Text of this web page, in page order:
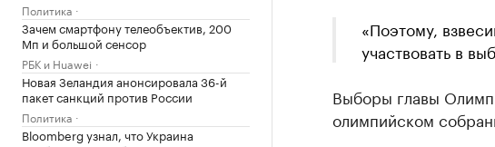
Политика
Зачем смартфону телеобъектив, 200
Мп и большой сенсор
РБК и Huawei
Новая Зеландия анонсировала 36-й
пакет санкций против России
Политика
Bloomberg узнал, что Украина
«Поэтому,
участвовать в
Выборы главы
олимпийском